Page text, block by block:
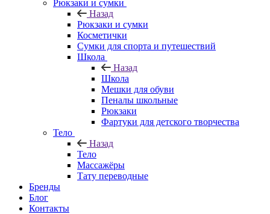
Рюкзаки и сумки
Назад
Рюкзаки и сумки
Косметички
Сумки для спорта и путешествий
Школа
Назад
Школа
Мешки для обуви
Пеналы школьные
Рюкзаки
Фартуки для детского творчества
Тело
Назад
Тело
Массажёры
Тату переводные
Бренды
Блог
Контакты